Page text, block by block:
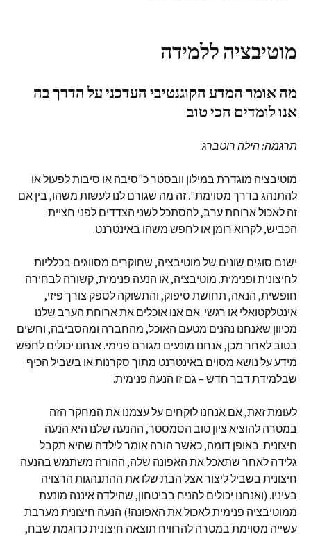
מוטיבציהללמידה
מה אומר המדע הקוגנטיבי העדכני על הדרך בה
אנו לומדים הכי טוב
תרגמה: הילה רוטברג
מוטיבציה מוגדרת במילון וובסטר כ"סיבה או סיבות לפעול או
להתנהג בדרך מסוימת". זה מה שגורם לנו לעשות משהו, בין אם
זה לאכול ארוחת ערב, להסתכל לשני הצדדים לפני חציית
הכביש, לקרוא רומן או לחפש משהו באינטרנט.
ישנם סוגים שונים של מוטיבציה, שחוקרים מסווגים בכלליות
לחיצונית ופנימית. מוטיבציה, או הנעה פנימית, קשורה לבחירה
חופשית, הנאה, תחושת סיפוק, והתשוקה לספק צורך פיזי,
אינטלקטואלי או רגשי. אם אנו אוכלים את ארוחת הערב שלנו
מכיוון שאנחנו נהנים מטעם האוכל, מהחברה ומהסביבה, וחשים
בטוב לאחר מכן, אנחנו מונעים מגורם פנימי. אנחנו יכולים לחפש
מידע על נושא מסוים באינטרנט מתוך סקרנות או בשביל הכיף
שבלמידת דבר חדש – גם זו הנעה פנימית.
לעומת זאת, אם אנחנו לוקחים על עצמנו את המחקר הזה
במטרה להוציא ציון טוב הסמסטר, ההנעה שלנו היא הנעה
חיצונית. באופן דומה, כאשר הורה אומר לילדה שהיא תקבל
גלידה לאחר שתאכל את האפונה שלה, ההורה משתמש בהנעה
חיצונית בשביל ליצור אצל הבת שלו את ההתנהגות הרצויה
בעיניו. (ואנחנו יכולים להניח בביטחון, שהילדה איננה מונעת
ממוטיבציה פנימית לאכול את האפונה!) הנעה חיצונית מערבת
עשייה מסוימת במטרה להרוויח תוצאה חיצונית כדוגמת שבח,